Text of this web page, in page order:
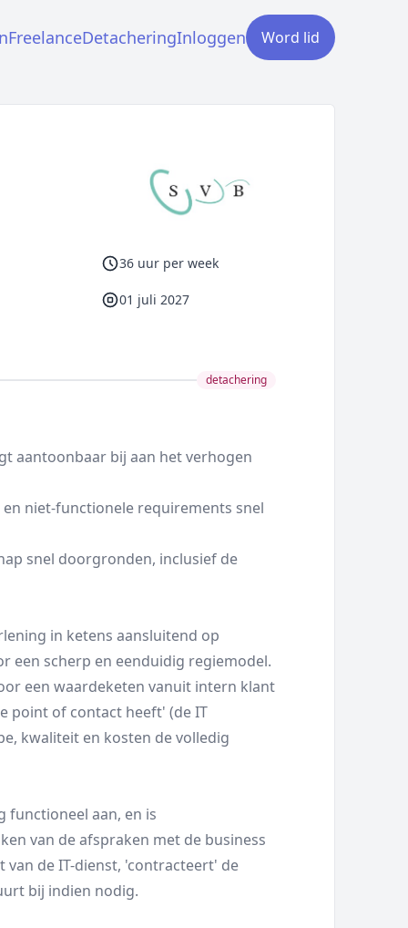
FreelanceDetacheringInloggen Word lid
36 uur per week
01 juli 2027
detachering
aantoonbaar bij aan het verhogen
niet-functionele requirements snel
snel doorgronden, inclusief de
in ketens aansluitend op
een scherp en eenduidig regiemodel.
een waardeketen vanuit intern klant
point of contact heeft' (de IT
kwaliteit en kosten de volledig
functioneel aan, en is
van de afspraken met de business
van de IT-dienst, 'contracteert' de
bij indien nodig.